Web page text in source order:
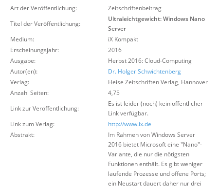
Über uns
Suche
Art der Veröffentlichung:
Zeitschriftenbeitrag
Titel der Veröffentlichung:
Ultraleichtgewicht: Windows Nano
Server
Medium:
iX Kompakt
Erscheinungsjahr:
2016
Ausgabe:
Herbst 2016: Cloud-Computing
Autor(en):
Dr. Holger Schwichtenberg
Verlag:
Heise Zeitschriften Verlag, Hannover
Anzahl Seiten:
4,75
Link zur Veröffentlichung:
Es ist leider (noch) kein öffentlicher
Link verfügbar.
Link zum Verlag:
http://www.ix.de
Abstrakt:
Im Rahmen von Windows Server
2016 bietet Microsoft eine "Nano"-
Variante, die nur die nötigsten
Funktionen enthält. Es gibt weniger
laufende Prozesse und offene Ports;
ein Neustart dauert daher nur drei